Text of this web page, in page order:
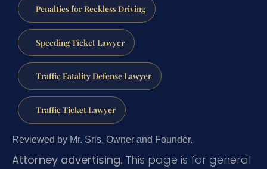
Penalties for Reckless Driving
Speeding Ticket Lawyer
Traffic Fatality Defense Lawyer
Traffic Ticket Lawyer
Reviewed by Mr. Sris, Owner and Founder.
Attorney advertising. This page is for general